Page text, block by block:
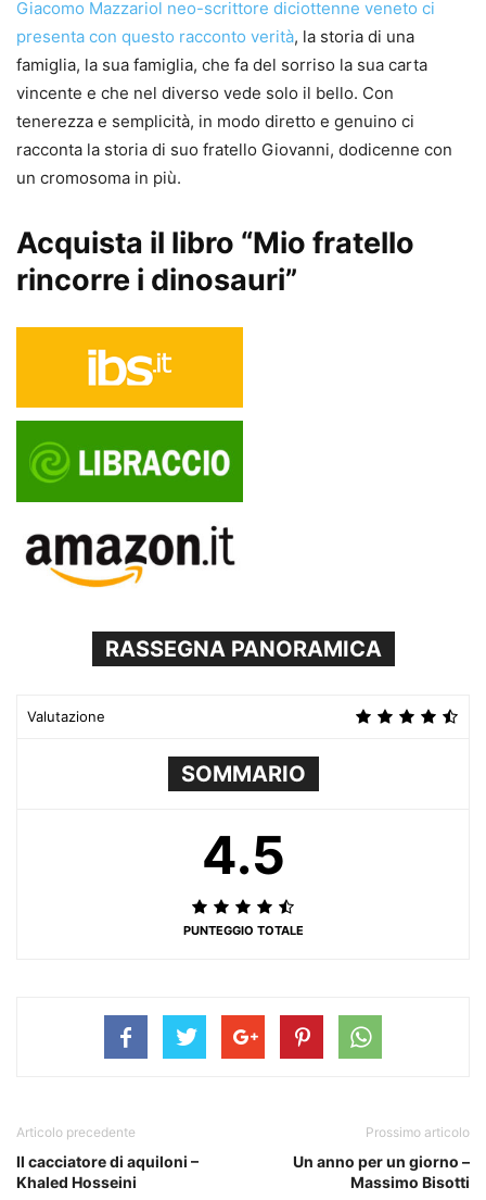
Giacomo Mazzariol neo-scrittore diciottenne veneto ci
presenta con questo racconto verità, la storia di una
famiglia, la sua famiglia, che fa del sorriso la sua carta
vincente e che nel diverso vede solo il bello. Con
tenerezza e semplicità, in modo diretto e genuino ci
racconta la storia di suo fratello Giovanni, dodicenne con
un cromosoma in più.
Acquista il libro “Mio fratello
rincorre i dinosauri”
RASSEGNA PANORAMICA
Valutazione
SOMMARIO
4.5
PUNTEGGIO TOTALE
Articolo precedente
Il cacciatore di aquiloni –
Khaled Hosseini
Prossimo articolo
Un anno per un giorno –
Massimo Bisotti